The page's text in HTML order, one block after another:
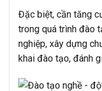
Đặc biệt, cần tăng
trong quá trình đào
nghiệp, xây dựng
khai đào tạo, đánh